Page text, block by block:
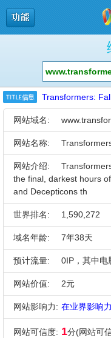
Transformers:
网站域名:
网站名称:
网站介绍:
the final, darkest hours
and Decepticons th
世界排名: 1,590,272
域名年龄: 7年38天
预计流量: 0IP，其中电
网站价值: 2元
网站影响力: 在业界影响
网站可信度: 1分(网站可